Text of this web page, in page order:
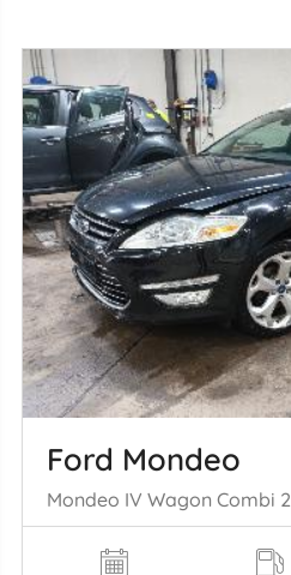
Ford Mondeo